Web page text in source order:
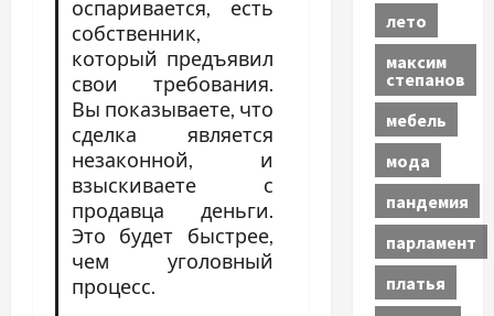
оспаривается, есть
собственник,
который предъявил
свои требования.
Вы показываете, что
сделка является
незаконной, и
взыскиваете с
продавца деньги.
Это будет быстрее,
чем уголовный
процесс.
лето
максим
степанов
мебель
мода
пандемия
парламент
платья